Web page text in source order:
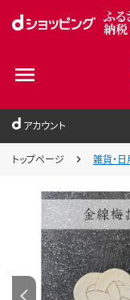
アカウント
トップページ 雑貨・